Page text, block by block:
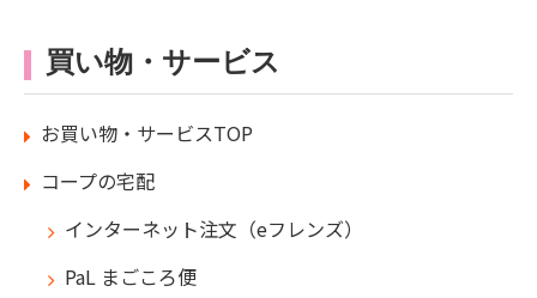
買い物・サービス
お買い物・サービスTOP
コープの宅配
インターネット注文（eフレンズ）
PaL まごころ便